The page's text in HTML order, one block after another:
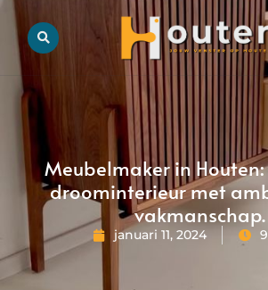
Meubelmaker in Houten:
droominterieur met
vakmanschap.
januari 11, 2024